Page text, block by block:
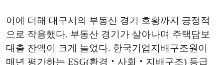
이에 더해 대구시의 부동산 경기 호황까지 긍정적
으로 작용했다. 부동산 경기가 살아나며 주택담보
대출 잔액이 크게 늘었다. 한국기업지배구조원이
매년 평가하는 ESG(환경‧사회‧지배구조) 등급